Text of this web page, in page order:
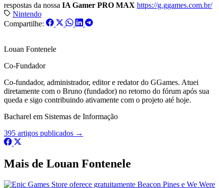
respostas da nossa IA Gamer PRO MAX https://g.ggames.com.br/
Nintendo
Compartilhe:
Louan Fontenele
Co-Fundador
Co-fundador, administrador, editor e redator do GGames. Atuei
diretamente com o Bruno (fundador) no retorno do fórum após sua
queda e sigo contribuindo ativamente com o projeto até hoje.
Bacharel em Sistemas de Informação
395 artigos publicados →
Mais de Louan Fontenele